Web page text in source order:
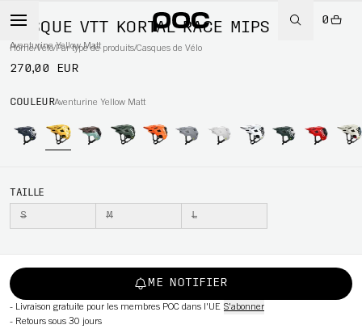
0
Home/Vélo/Par type de produits/Casques de Vélo
CASQUE VTT KORTAL RACE MIPS
Aventurine Yellow Matt
270,00 EUR
COULEURAventurine Yellow Matt
TAILLE
S M L
ME NOTIFIER
- Livraison gratuite pour les membres POC dans l'UE S'abonner
- Retours sous 30 jours